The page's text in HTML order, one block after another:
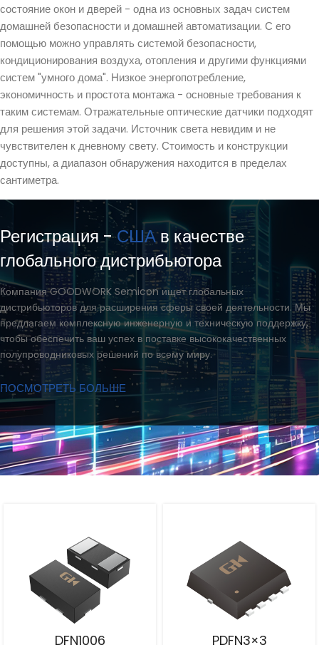
состояние окон и дверей - одна из основных задач систем
домашней безопасности и домашней автоматизации. С его
помощью можно управлять системой безопасности,
кондиционирования воздуха, отопления и другими функциями
систем "умного дома". Низкое энергопотребление,
экономичность и простота монтажа - основные требования к
таким системам. Отражательные оптические датчики подходят
для решения этой задачи. Источник света невидим и не
чувствителен к дневному свету. Стоимость и конструкции
доступны, а диапазон обнаружения находится в пределах
сантиметра.
Регистрация -СШАв качестве
глобального дистрибьютора
Компания GOODWORK Semicon ищет глобальных
дистрибьюторов для расширения сферы своей деятельности. Мы
предлагаем комплексную инженерную и техническую поддержку,
чтобы обеспечить ваш успех в поставке высококачественных
полупроводниковых решений по всему миру.
ПОСМОТРЕТЬ БОЛЬШЕ
DFN1006 PDFN3×3